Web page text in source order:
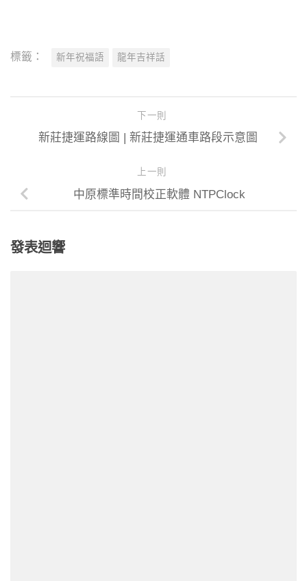
標籤： 新年祝福語 龍年吉祥話
下一則
新莊捷運路線圖 | 新莊捷運通車路段示意圖
上一則
中原標準時間校正軟體 NTPClock
發表迴響